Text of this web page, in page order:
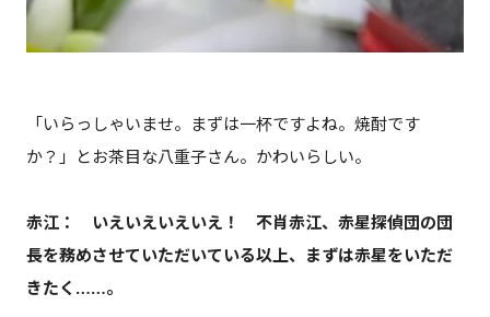
「いらっしゃいませ。まずは一杯ですよね。焼酎です
か？」とお茶目な八重子さん。かわいらしい。
赤江： いえいえいえいえ！ 不肖赤江、赤星探偵団の団
長を務めさせていただいている以上、まずは赤星をいただ
きたく……。